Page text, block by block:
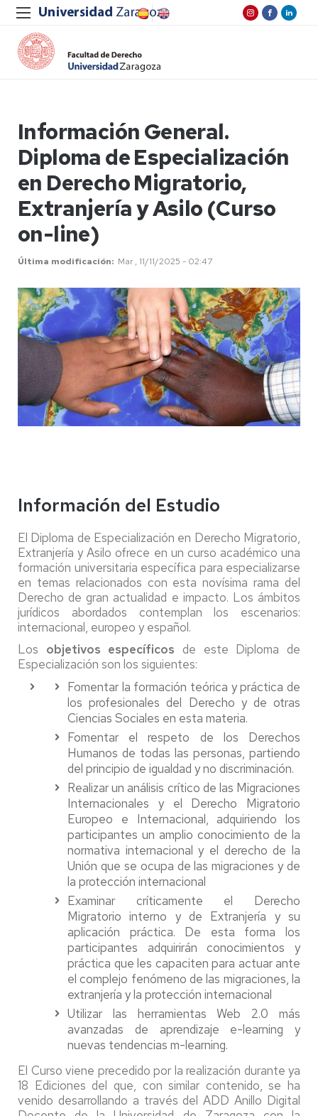
Información General.
Diploma de Especialización
en Derecho Migratorio,
Extranjería y Asilo (Curso
on-line)
Última modificación Mar , 11/11/2025 - 02:47
Información del Estudio
El Diploma de Especialización en Derecho Migratorio,
Extranjería y Asilo ofrece en un curso académico una
formación universitaria específica para especializarse
en temas relacionados con esta novísima rama del
Derecho de gran actualidad e impacto. Los ámbitos
jurídicos abordados contemplan los escenarios:
internacional, europeo y español.
Los objetivos específicos de este Diploma de
Especialización son los siguientes:
Fomentar la formación teórica y práctica de
los profesionales del Derecho y de otras
Ciencias Sociales en esta materia.
Fomentar el respeto de los Derechos
Humanos de todas las personas, partiendo
del principio de igualdad y no discriminación.
Realizar un análisis crítico de las Migraciones
Internacionales y el Derecho Migratorio
Europeo e Internacional, adquiriendo los
participantes un amplio conocimiento de la
normativa internacional y el derecho de la
Unión que se ocupa de las migraciones y de
la protección internacional
Examinar críticamente el Derecho
Migratorio interno y de Extranjería y su
aplicación práctica. De esta forma los
participantes adquirirán conocimientos y
práctica que les capaciten para actuar ante
el complejo fenómeno de las migraciones, la
extranjería y la protección internacional
Utilizar las herramientas Web 2.0 más
avanzadas de aprendizaje e-learning y
nuevas tendencias m-learning.
El Curso viene precedido por la realización durante ya
18 Ediciones del que, con similar contenido, se ha
venido desarrollando a través del ADD Anillo Digital